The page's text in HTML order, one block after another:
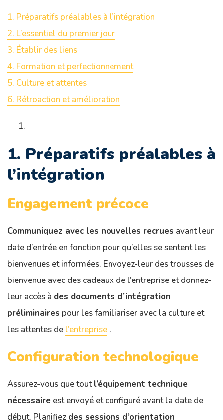
1. Préparatifs préalables à l’intégration
2. L’essentiel du premier jour
3. Établir des liens
4. Formation et perfectionnement
5. Culture et attentes
6. Rétroaction et amélioration
1. Préparatifs préalables à
l’intégration
Engagement précoce
Communiquez avec les nouvelles recrues avant leur
date d’entrée en fonction pour qu’elles se sentent les
bienvenues et informées. Envoyez-leur des trousses de
bienvenue avec des cadeaux de l’entreprise et donnez-
leur accès à des documents d’intégration
préliminaires pour les familiariser avec la culture et
les attentes de l’entreprise .
Configuration technologique
Assurez-vous que toutl’équipement technique
nécessaire est envoyé et configuré avant la date de
début. Planifiez des sessions d’orientation